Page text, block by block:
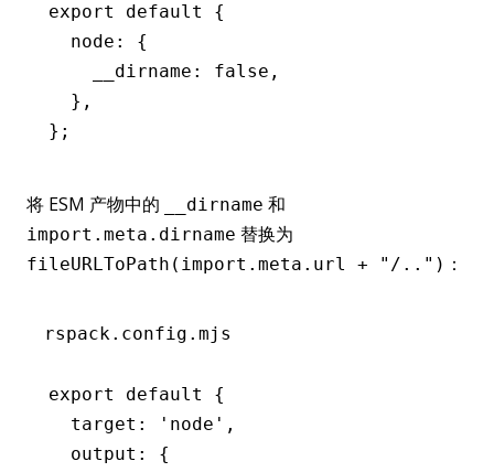
export default
{
  node
:
{
    __dirname
: false ,
  }
,
};
将 ESM 产物中的 __dirname 和
import.meta.dirname 替换为
fileURLToPath(import.meta.url + "/..") ：
rspack.config.mjs
export default
{
  target
: 'node' ,
  output
:
{